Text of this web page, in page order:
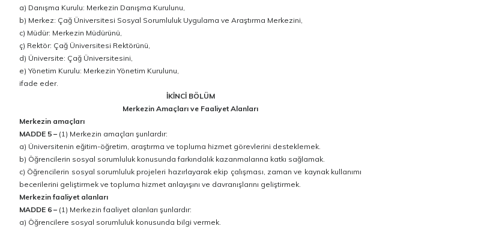
a) Danışma Kurulu: Merkezin Danışma Kurulunu,
b) Merkez: Çağ Üniversitesi Sosyal Sorumluluk Uygulama ve Araştırma Merkezini,
c) Müdür: Merkezin Müdürünü,
ç) Rektör: Çağ Üniversitesi Rektörünü,
d) Üniversite: Çağ Üniversitesini,
e) Yönetim Kurulu: Merkezin Yönetim Kurulunu,
ifade eder.
İKİNCİ BÖLÜM
Merkezin Amaçları ve Faaliyet Alanları
Merkezin amaçları
MADDE 5 – (1) Merkezin amaçları şunlardır:
a) Üniversitenin eğitim-öğretim, araştırma ve topluma hizmet görevlerini desteklemek.
b) Öğrencilerin sosyal sorumluluk konusunda farkındalık kazanmalarına katkı sağlamak.
c) Öğrencilerin sosyal sorumluluk projeleri hazırlayarak ekip çalışması, zaman ve kaynak kullanımı
becerilerini geliştirmek ve topluma hizmet anlayışını ve davranışlarını geliştirmek.
Merkezin faaliyet alanları
MADDE 6 – (1) Merkezin faaliyet alanları şunlardır:
a) Öğrencilere sosyal sorumluluk konusunda bilgi vermek.